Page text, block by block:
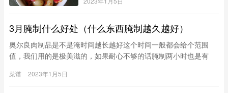
3月腌制什么好处（什么东西腌制越久越好）
奥尔良肉制品是不是淹时间越长越好这个时间一般都会给个范围
值，我们用的是极美滋的，如果耐心不够的话腌制两小时也是有
好晚上用，基本上是这样，如果腌制时间过长会出现烤的时候肉发
菜谱 2023年1月5日